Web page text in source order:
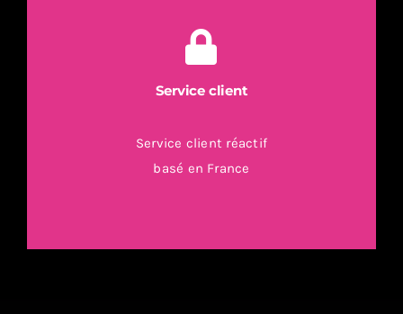
Service client
Service client réactif
basé en France